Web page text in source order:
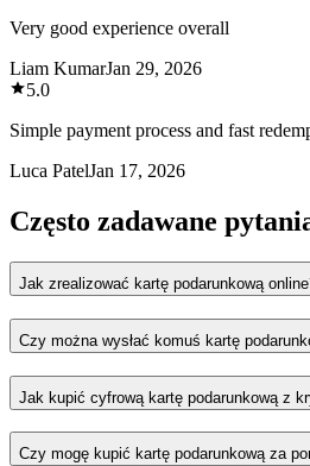
Very good experience overall
Liam KumarJan 29, 2026
5.0
Simple payment process and fast
Luca PatelJan 17, 2026
Często zadawane
Jak zrealizować kartę podarunkową
Czy można wysłać komuś kartę
Jak kupić cyfrową kartę podarunkową z
Czy mogę kupić kartę podarunkową za